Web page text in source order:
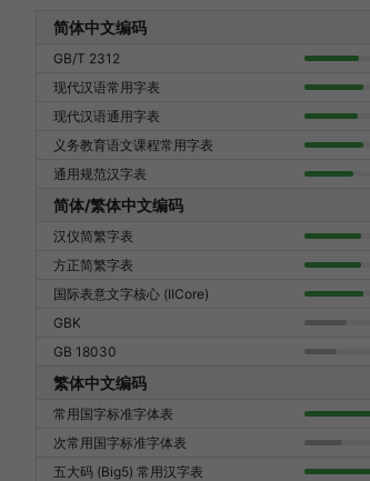
简体中文编码
GB/T 2312
现代汉语常用字表
现代汉语通用字表
义务教育语文课程常用字表
通用规范汉字表
简体/繁体中文编码
汉仪简繁字表
方正简繁字表
国际表意文字核心 (IICore)
GBK
GB 18030
繁体中文编码
常用国字标准字体表
次常用国字标准字体表
五大码 (Big5) 常用汉字表